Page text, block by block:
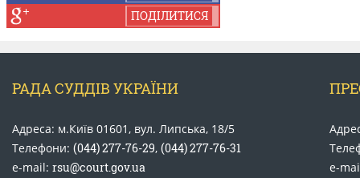
ПОДІЛИТИСЯ
РАДА СУДДІВ УКРАЇНИ
Адреса: м.Київ 01601, вул. Липська, 18/5
Телефони: (044) 277-76-29, (044) 277-76-31
e-mail: rsu@court.gov.ua
e-